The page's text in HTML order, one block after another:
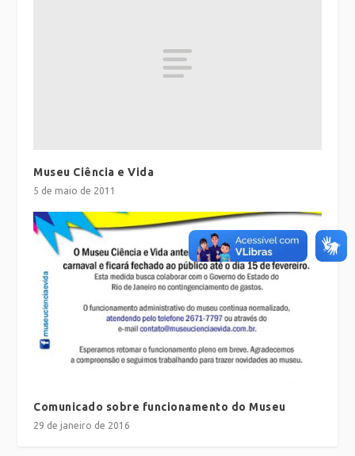
Museu Ciência e Vida
5 de maio de 2011
Comunicado sobre funcionamento do Museu
29 de janeiro de 2016